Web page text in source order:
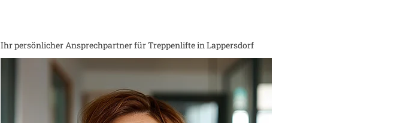
Ihr persönlicher Ansprechpartner für Treppenlifte in Lappersdorf